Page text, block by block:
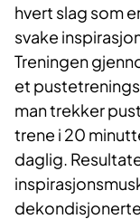
hvert slag som
svake
Treningen
et
man trekker
trene i 20
daglig.